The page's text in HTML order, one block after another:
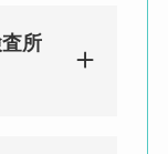
所